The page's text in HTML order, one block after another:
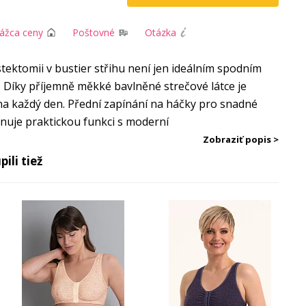
ceny Poštovné Otázka
Zobraziť popis >
v bustier střihu není jen ideálním spodním
příjemně měkké bavlněné strečové látce je
každý den. Přední zapínání na háčky pro snadné
praktickou funkci s moderní
vašou novou obľúbenou: chirurgickápodprsenka
ideálnou spodnou bielizňou nielen bezprostredne
oko pre jednoduché obliekanie a vyzliekanie spája
estetikou.
bavlna
v bustier střihu není jen ideálním spodním
příjemně měkké bavlněné strečové látce je
tiež